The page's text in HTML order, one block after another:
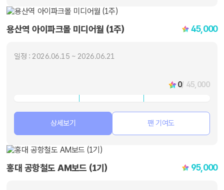
용산역 아이파크몰 미디어월 (1주) 45,000
일정 : 2026.06.15 ~ 2026.06.21
0/ 45,000
상세보기 팬 기여도
홍대 공항철도 AM보드 (1기) 95,000